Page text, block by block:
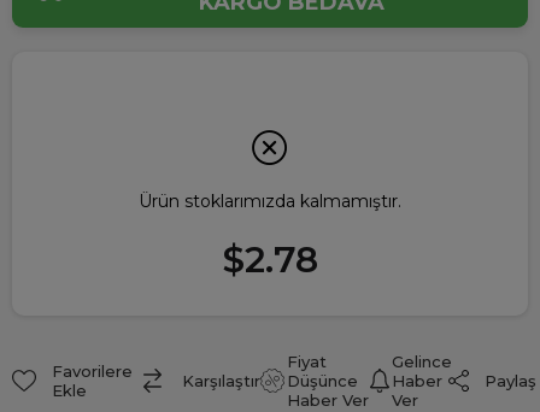
Ürün stoklarımızda kalmamıştır.
$2.78
Favorilere
Ekle
Karşılaştır
Fiyat
Düşünce
Haber Ver
Gelince
Haber
Ver
Paylaş